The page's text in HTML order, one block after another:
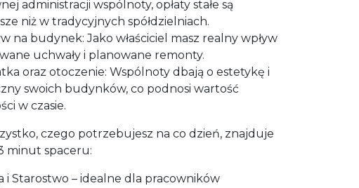
administracji wspólnoty, opłaty stałe są
niż w tradycyjnych spółdzielniach.
na budynek: Jako właściciel masz realny wpływ
uchwały i planowane remonty.
oraz otoczenie: Wspólnoty dbają o estetykę i
swoich budynków, co podnosi wartość
w czasie.
czego potrzebujesz na co dzień, znajduje
minut spaceru:
i Starostwo – idealne dla pracowników